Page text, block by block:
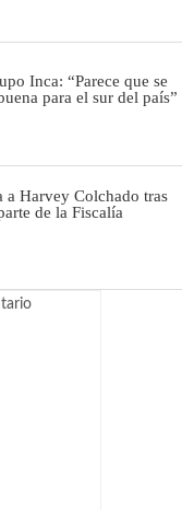
Inca: “Parece que se
para el sur del país”
a Harvey Colchado tras
de la Fiscalía